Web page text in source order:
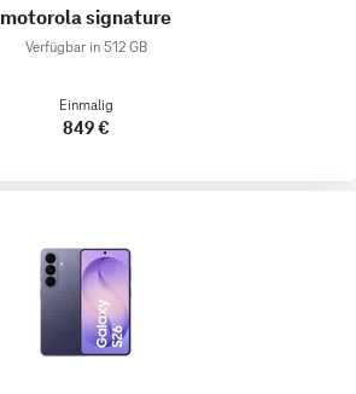
motorola signature
Verfügbar in 512 GB
Einmalig
849 €